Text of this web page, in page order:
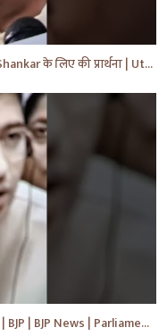
Deputy CM Brijesh Pathak ने दी MP Uma Shankar के लिए की प्रार्थना | Uttar Pradesh News #shorts #yt
Chirag Paswan का डॉक्टरों को लेकर यह सवाल | BJP | BJP News | Parliament | #shorts #ytnewshorts #yt